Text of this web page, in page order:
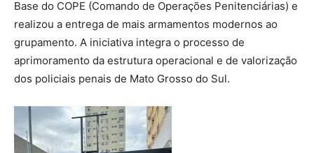
Base do COPE (Comando de Operações Penitenciárias) e
realizou a entrega de mais armamentos modernos ao
grupamento. A iniciativa integra o processo de
aprimoramento da estrutura operacional e de valorização
dos policiais penais de Mato Grosso do Sul.